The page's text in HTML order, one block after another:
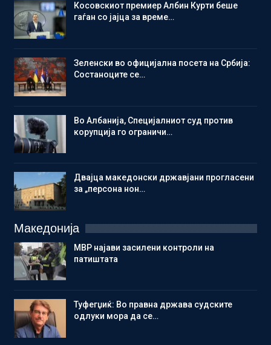
Косовскиот премиер Албин Курти беше
гаѓан со јајца за време…
Зеленски во официјална посета на Србија:
Состаноците се…
Во Албанија, Специјалниот суд против
корупција го ограничи…
Двајца македонски државјани прогласени
за „персона нон…
Македонија
МВР најави засилени контроли на
патиштата
Туфегџиќ: Во правна држава судските
одлуки мора да се…